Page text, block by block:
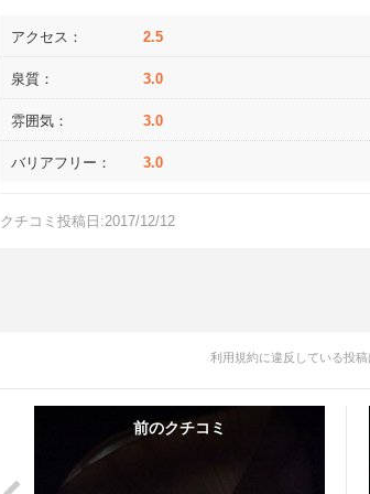
アクセス： 2.5
泉質： 3.0
雰囲気： 3.0
バリアフリー： 3.0
クチコミ投稿日:2017/12/12
利用規約に違反している投
前のクチコミ